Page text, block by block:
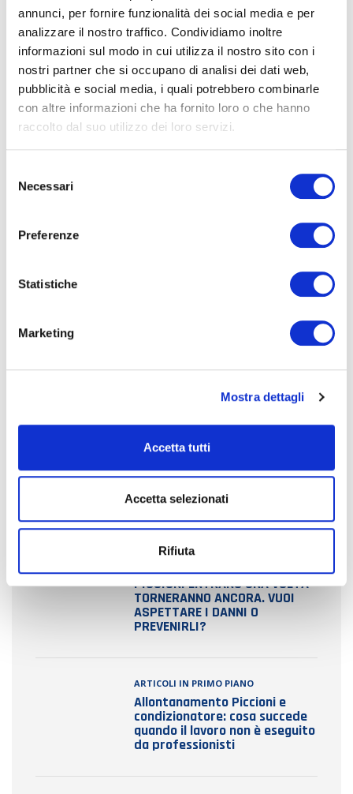
annunci, per fornire funzionalità dei social media e per
analizzare il nostro traffico. Condividiamo inoltre
informazioni sul modo in cui utilizza il nostro sito con i
nostri partner che si occupano di analisi dei dati web,
pubblicità e social media, i quali potrebbero combinarle
con altre informazioni che ha fornito loro o che hanno
raccolto dal suo utilizzo dei loro servizi.
Necessari
Preferenze
Statistiche
Marketing
Mostra dettagli
Accetta tutti
Accetta selezionati
Rifiuta
SITO WEB
CERCA
ALLONTANAMENTO VOLATILI E
CAPANNONI INDUSTRIALI: SE I
PICCIONI ENTRANO UNA VOLTA
TORNERANNO ANCORA. VUOI
ASPETTARE I DANNI O
PREVENIRLI?
ARTICOLI IN PRIMO PIANO
Allontanamento Piccioni e
condizionatore: cosa succede
quando il lavoro non è eseguito
da professionisti